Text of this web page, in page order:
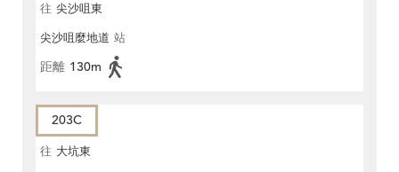
往 尖沙咀東
尖沙咀麼地道 站
距離 130m
203C
往 大坑東